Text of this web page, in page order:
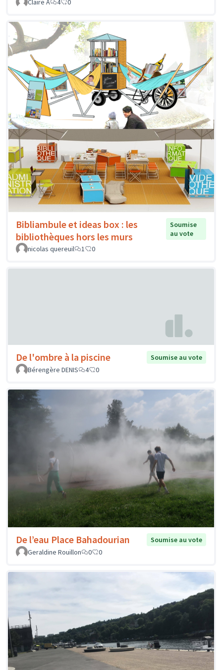
Bibliambule et ideas box : les
bibliothèques hors les murs
Soumise
au vote
nicolas quereuil
1 0
De l'ombre à la piscine
Soumise au vote
Bérengère DENIS
4 0
De l’eau Place Bahadourian
Soumise au vote
Geraldine Rouillon
0 0